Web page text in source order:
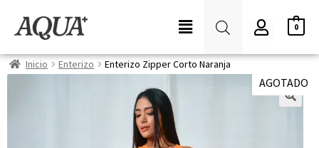
0
Inicio Enterizo Enterizo Zipper Corto Naranja
AGOTADO